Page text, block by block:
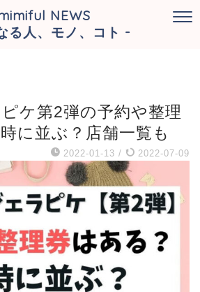
NEWS
る人、モノ、コト -
ケ第2弾の予約や整理
に並ぶ？店舗一覧も
2022-01-13 / 2022-07-09